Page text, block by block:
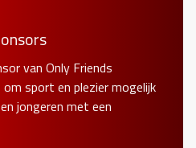
van Only Friends
sport en plezier mogelijk
jongeren met een